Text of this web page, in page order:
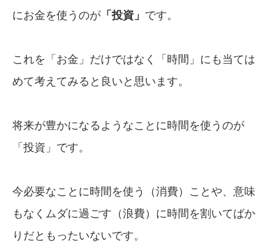
にお金を使うのが 「投資」 です。
これを「お金」だけではなく「時間」にも当ては
めて考えてみると良いと思います。
将来が豊かになるようなことに時間を使うのが
「投資」です。
今必要なことに時間を使う（消費）ことや、意味
もなくムダに過ごす（浪費）に時間を割いてばか
りだともったいないです。